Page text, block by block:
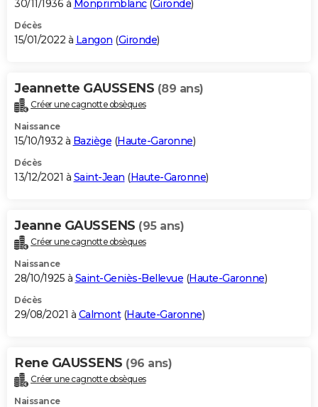
30/11/1936 à Monprimblanc(Gironde)
Décès
15/01/2022 à Langon (Gironde)
Jeannette GAUSSENS (89 ans)
Créer une cagnotte obsèques
Naissance
15/10/1932 à Baziège (Haute-Garonne)
Décès
13/12/2021 à Saint-Jean (Haute-Garonne)
Jeanne GAUSSENS (95 ans)
Créer une cagnotte obsèques
Naissance
28/10/1925 à Saint-Geniès-Bellevue (Haute-Garonne)
Décès
29/08/2021 à Calmont(Haute-Garonne)
Rene GAUSSENS (96 ans)
Créer une cagnotte obsèques
Naissance